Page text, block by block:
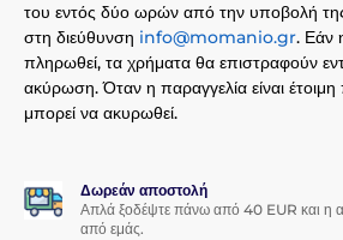
του εντός δύο ωρών από την υποβολή
στη διεύθυνση info@momanio.gr. Εάν
πληρωθεί, τα χρήματα θα επιστραφούν
ακύρωση. Όταν η παραγγελία είναι
μπορεί να ακυρωθεί.
Δωρεάν αποστολή
Απλά ξοδέψτε πάνω από 40 EUR και η
από εμάς.